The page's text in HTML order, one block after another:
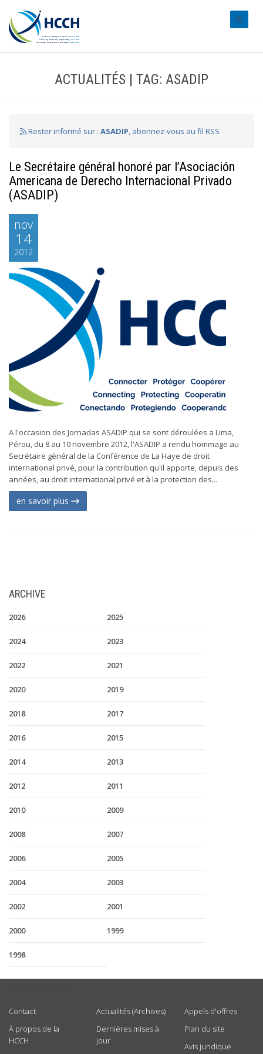
ACTUALITÉS | TAG: ASADIP
Rester informé sur :ASADIP, abonnez-vous au fil RSS
Le Secrétaire général honoré par l’Asociación
Americana de Derecho Internacional Privado
(ASADIP)
nov
14
2012
A l'occasion des Jornadas ASADIP qui se sont déroulées a Lima,
Pérou, du 8 au 10 novembre 2012, l'ASADIP a rendu hommage au
Secrétaire général de la Conférence de La Haye de droit
international privé, pour la contribution qu'il apporte, depuis des
années, au droit international privé et à la protection des...
en savoir plus
ARCHIVE
2026 2025
2024 2023
2022 2021
2020 2019
2018 2017
2016 2015
2014 2013
2012 2011
2010 2009
2008 2007
2006 2005
2004 2003
2002 2001
2000 1999
1998
Contact
À propos de la
HCCH
Actualités (Archives)
Dernières mises à
jour
Appels d'offres
Plan du site
Avis juridique